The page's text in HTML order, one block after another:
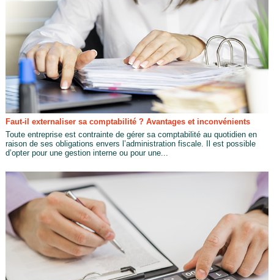
Faut-il externaliser sa comptabilité ? Avantages et inconvénients
Toute entreprise est contrainte de gérer sa comptabilité au quotidien en
raison de ses obligations envers l’administration fiscale. Il est possible
d’opter pour une gestion interne ou pour une...